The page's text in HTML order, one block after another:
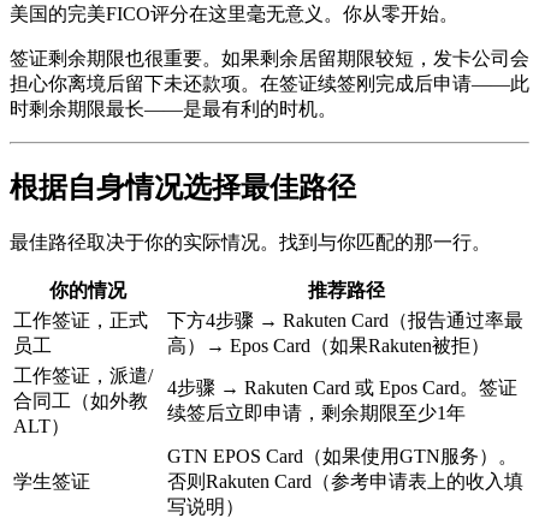
美国的完美FICO评分在这里毫无意义。你从零开始。
签证剩余期限也很重要。如果剩余居留期限较短，发卡公司会
担心你离境后留下未还款项。在签证续签刚完成后申请——此
时剩余期限最长——是最有利的时机。
根据自身情况选择最佳路径
最佳路径取决于你的实际情况。找到与你匹配的那一行。
你的情况
推荐路径
工作签证，正式
员工
下方4步骤 → Rakuten Card（报告通过率最
高）→ Epos Card（如果Rakuten被拒）
工作签证，派遣/
合同工（如外教
ALT）
4步骤 → Rakuten Card 或 Epos Card。签证
续签后立即申请，剩余期限至少1年
学生签证
GTN EPOS Card（如果使用GTN服务）。
否则Rakuten Card（参考申请表上的收入填
写说明）